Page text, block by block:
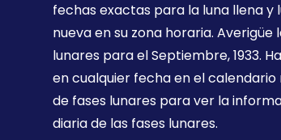
fechas exactas para la luna llena y
nueva en su zona horaria. Averigüe
lunares para el Septiembre, 1933.
en cualquier fecha en el calendario
de fases lunares para ver la
diaria de las fases lunares.